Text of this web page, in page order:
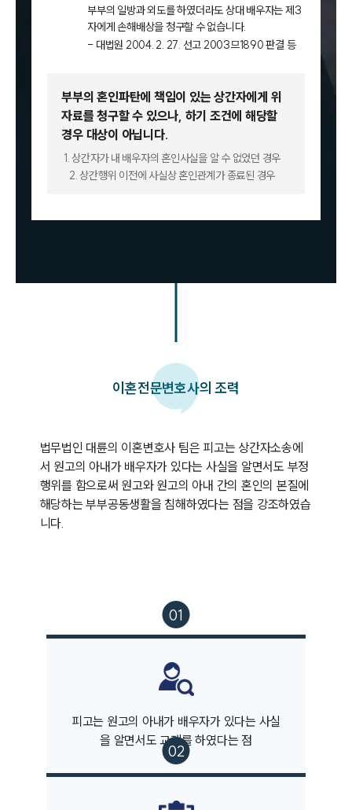
부부의 일방과 외도를 하였더라도 상대 배우자는 제3
자에게 손해배상을 청구할 수 없습니다.
- 대법원 2004. 2. 27. 선고 2003므1890 판결 등
부부의 혼인파탄에 책임이 있는 상간자에게 위
자료를 청구할 수 있으나, 하기 조건에 해당할
경우 대상이 아닙니다.
1. 상간자가 내 배우자의 혼인사실을 알 수 없었던 경우
2. 상간행위 이전에 사실상 혼인관계가 종료된 경우
이혼전문변호사의 조력
법무법인 대륜의 이혼변호사 팀은 피고는 상간자소송에
서 원고의 아내가 배우자가 있다는 사실을 알면서도 부정
행위를 함으로써 원고와 원고의 아내 간의 혼인의 본질에
해당하는 부부공동생활을 침해하였다는 점을 강조하였습
니다.
피고는 원고의 아내가 배우자가 있다는 사실
을 알면서도 교제를 하였다는 점